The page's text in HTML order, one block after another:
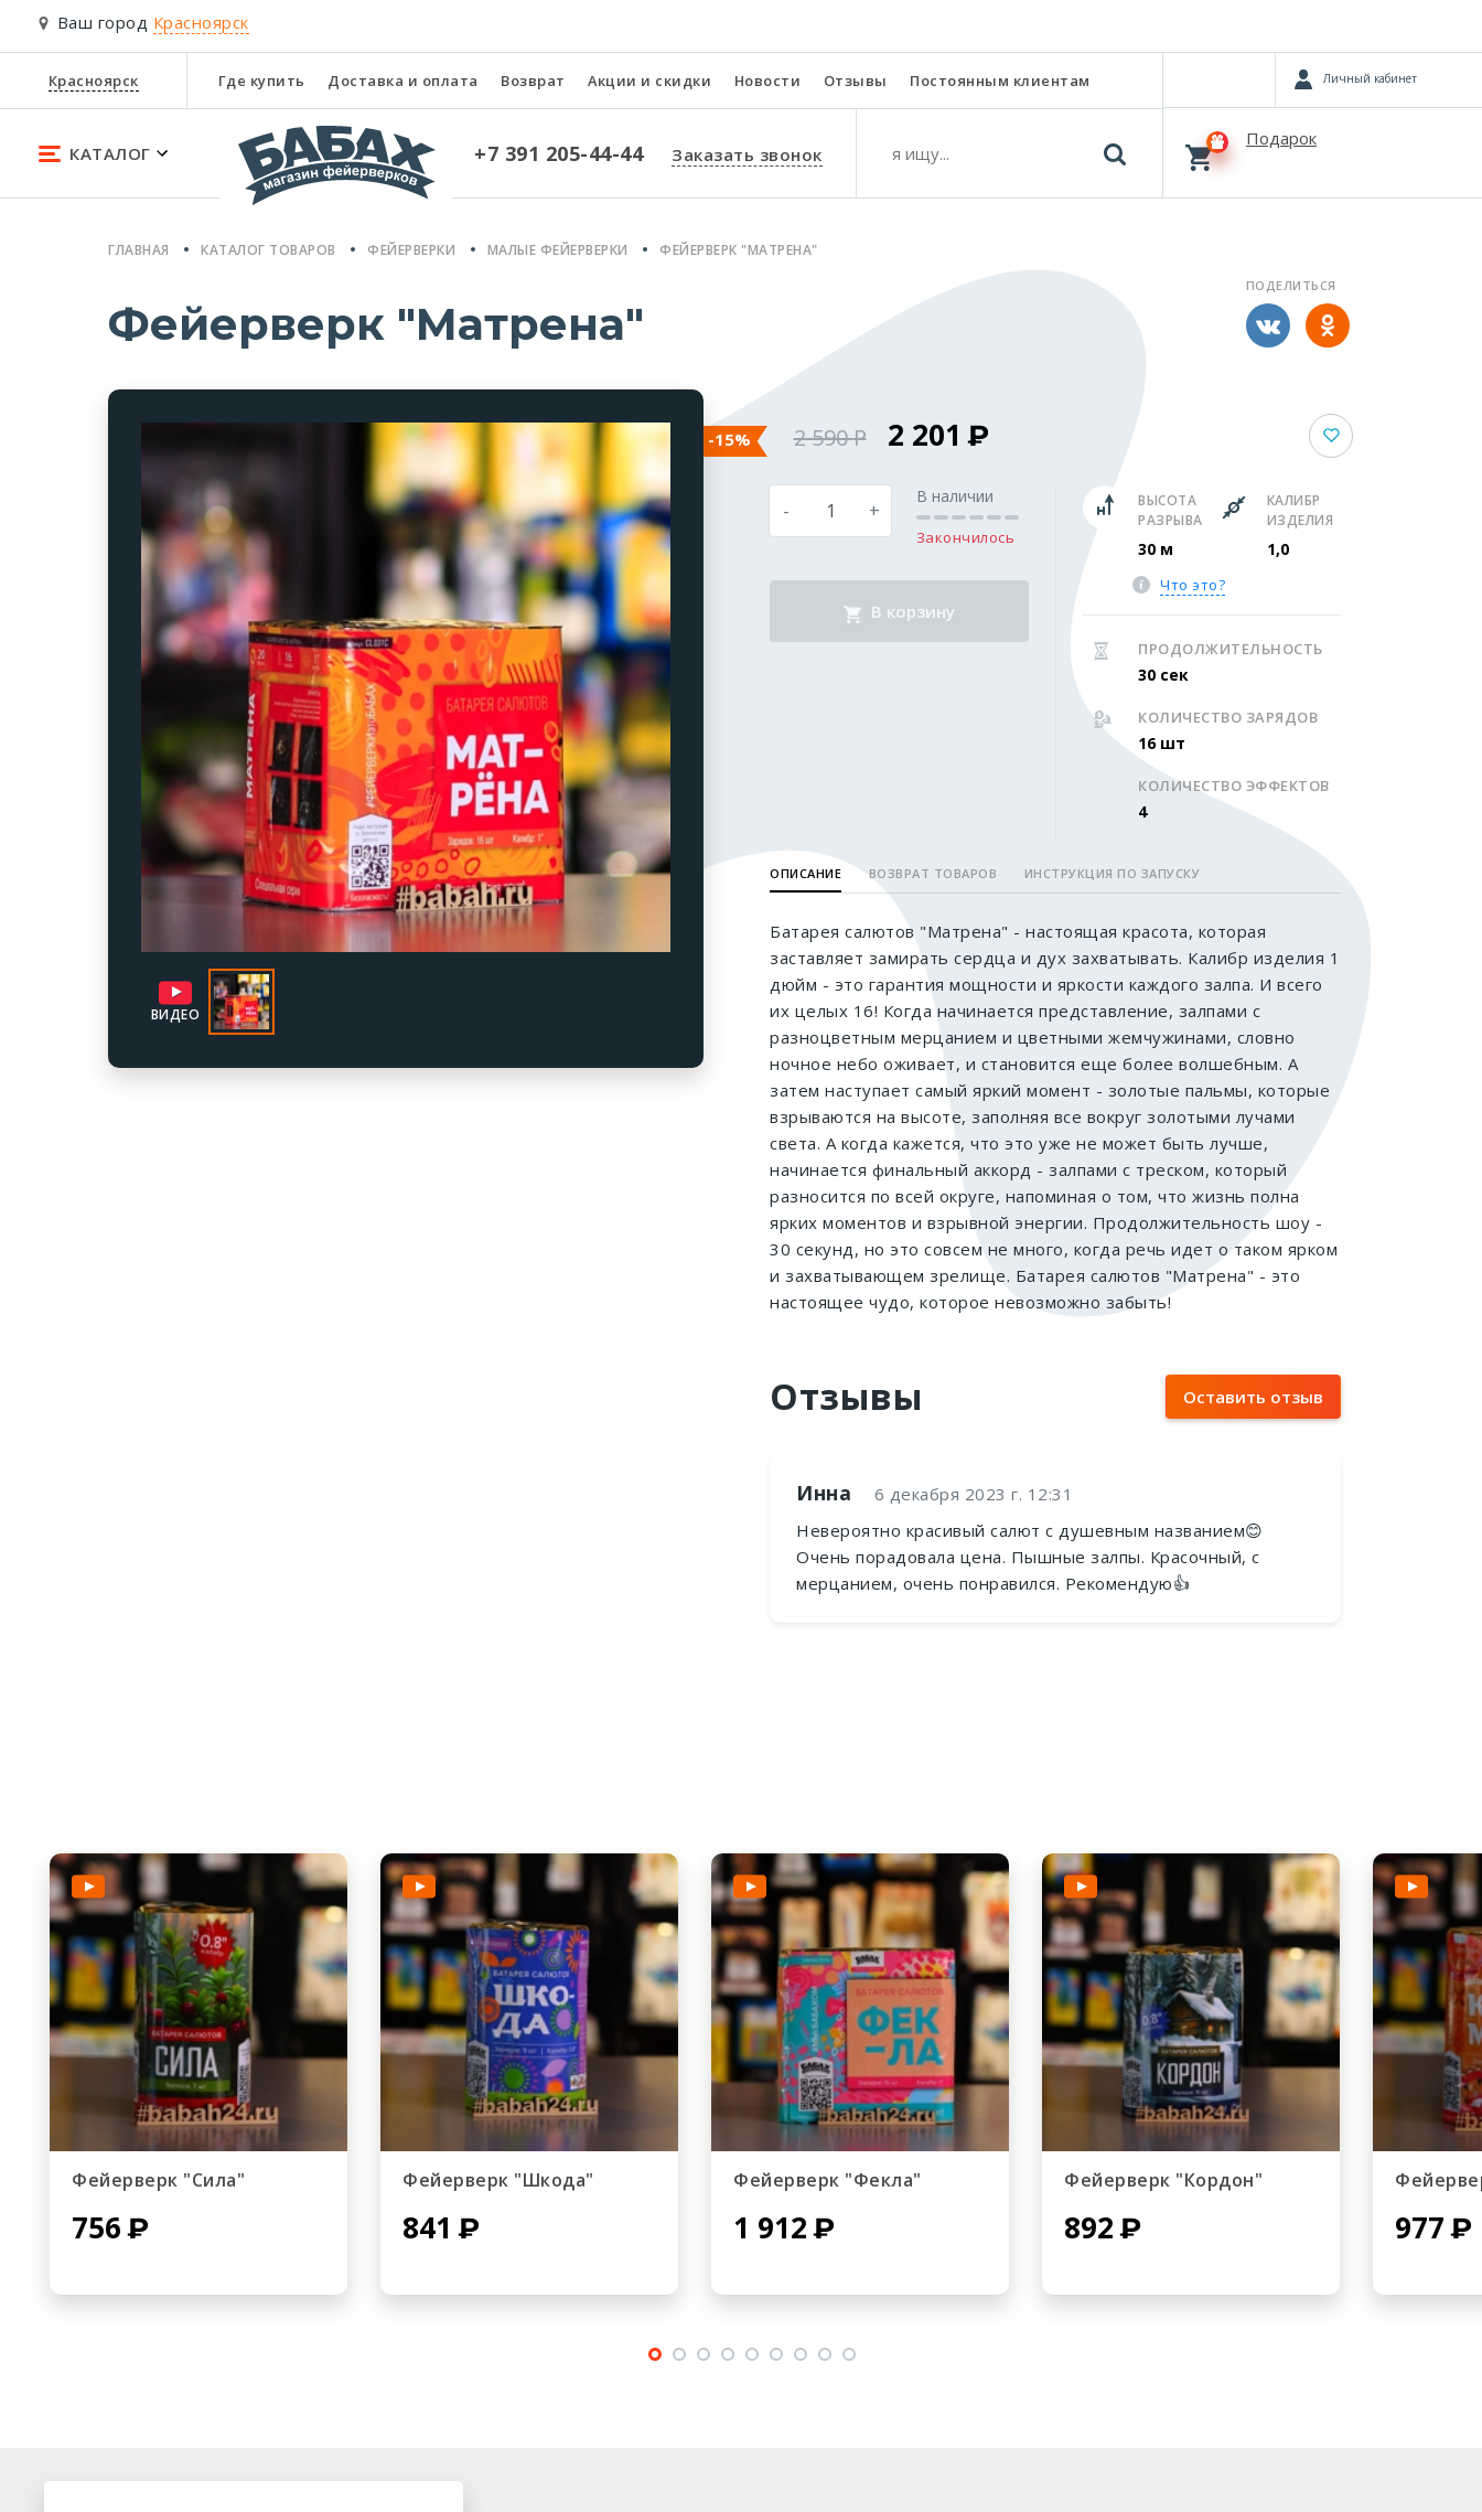
Ваш город Красноярск
Красноярск Где купить Доставка и оплата Возврат Акции и скидки Новости Отзывы Постоянным клиентам
КАТАЛОГ +7 391 205-44-44 Заказать звонок
Личный кабинет
Подарок
ГЛАВНАЯ КАТАЛОГ ТОВАРОВ ФЕЙЕРВЕРКИ МАЛЫЕ ФЕЙЕРВЕРКИ ФЕЙЕРВЕРК "МАТРЕНА"
Фейерверк "Матрена"
ПОДЕЛИТЬСЯ
ВИДЕО
-15% 2 590 2 201
- +
В наличии
Закончилось
В корзину
ВЫСОТА
РАЗРЫВА
30 м
КАЛИБР
ИЗДЕЛИЯ
1,0
Что это?
ПРОДОЛЖИТЕЛЬНОСТЬ
30 сек
КОЛИЧЕСТВО ЗАРЯДОВ
16 шт
КОЛИЧЕСТВО ЭФФЕКТОВ
4
ОПИСАНИЕ ВОЗВРАТ ТОВАРОВ ИНСТРУКЦИЯ ПО ЗАПУСКУ
Батарея салютов "Матрена" - настоящая красота, которая
заставляет замирать сердца и дух захватывать. Калибр изделия 1
дюйм - это гарантия мощности и яркости каждого залпа. И всего
их целых 16! Когда начинается представление, залпами с
разноцветным мерцанием и цветными жемчужинами, словно
ночное небо оживает, и становится еще более волшебным. А
затем наступает самый яркий момент - золотые пальмы, которые
взрываются на высоте, заполняя все вокруг золотыми лучами
света. А когда кажется, что это уже не может быть лучше,
начинается финальный аккорд - залпами с треском, который
разносится по всей округе, напоминая о том, что жизнь полна
ярких моментов и взрывной энергии. Продолжительность шоу -
30 секунд, но это совсем не много, когда речь идет о таком ярком
и захватывающем зрелище. Батарея салютов "Матрена" - это
настоящее чудо, которое невозможно забыть!
Отзывы Оставить отзыв
Инна
6 декабря 2023 г. 12:31
Невероятно красивый салют с душевным названием😊
Очень порадовала цена. Пышные залпы. Красочный, с
мерцанием, очень понравился. Рекомендую👍
Фейерверк "Сила"
756
Фейерверк "Шкода"
841
Фейерверк "Фекла"
1 912
Фейерверк "Кордон"
892 977